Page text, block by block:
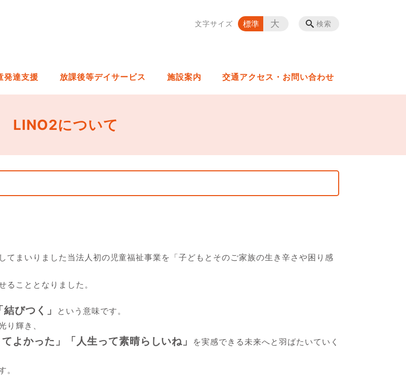
発達支援 放課後等デイサービス 施設案内 交通アクセス・お問い合わせ
検索
文字サイズ 標準 大
LINO2について
てまいりました当法人初の児童福祉事業を「子どもとそのご家族の生き辛さや困り感
ることとなりました。
びつく」
という意味です。
り輝き、
てよかった」「人生って素晴らしいね」
を実感できる未来へと羽ばたいていく
。